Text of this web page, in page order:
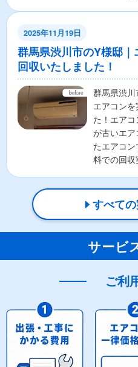
2025年11月19日
群馬県渋川市のY様邸
回収いたしました！
群馬県渋
エアコン
た！エア
が古いエ
たエアコ
料での回
すべて
サービ
ご利